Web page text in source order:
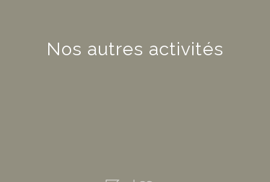
Nos autres activités